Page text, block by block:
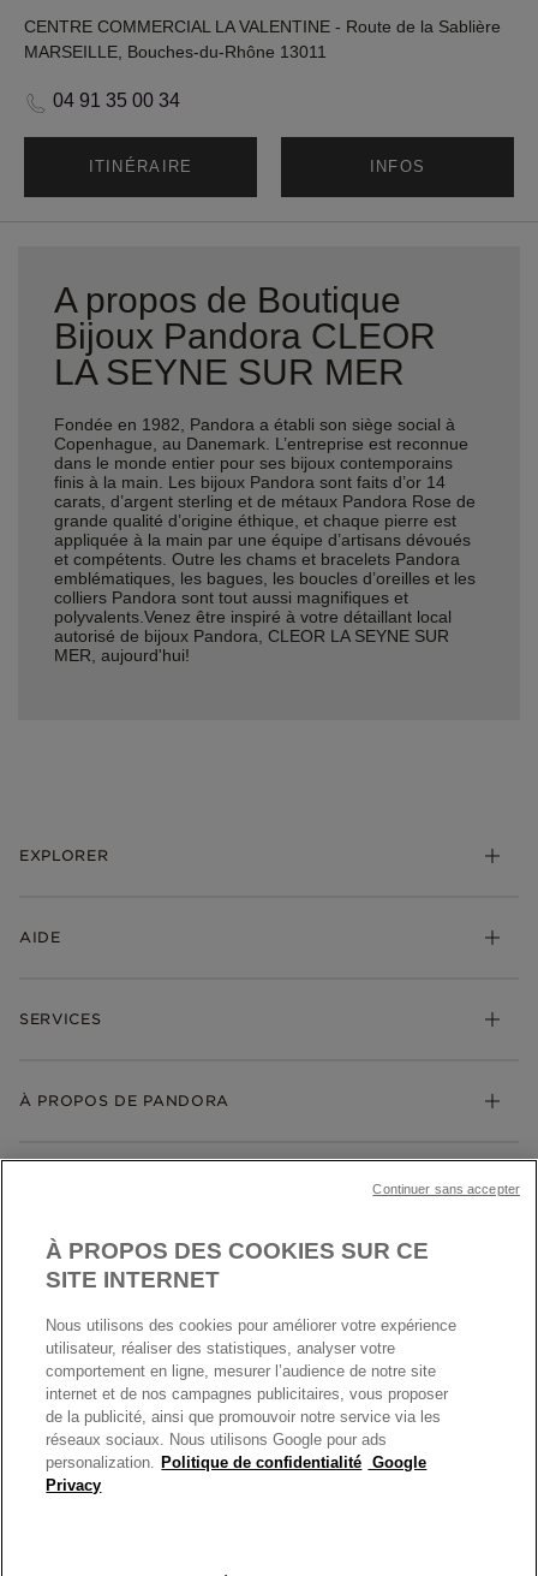
CENTRE COMMERCIAL LA VALENTINE - Route de la Sablière
MARSEILLE, Bouches-du-Rhône 13011
04 91 35 00 34
ITINÉRAIRE INFOS
A propos de Boutique
Bijoux Pandora CLEOR
LA SEYNE SUR MER
Fondée en 1982, Pandora a établi son siège social à
Copenhague, au Danemark. L’entreprise est reconnue
dans le monde entier pour ses bijoux contemporains
finis à la main. Les bijoux Pandora sont faits d’or 14
carats, d’argent sterling et de métaux Pandora Rose de
grande qualité d’origine éthique, et chaque pierre est
appliquée à la main par une équipe d’artisans dévoués
et compétents. Outre les chams et bracelets Pandora
emblématiques, les bagues, les boucles d’oreilles et les
colliers Pandora sont tout aussi magnifiques et
polyvalents.Venez être inspiré à votre détaillant local
autorisé de bijoux Pandora, CLEOR LA SEYNE SUR
MER, aujourd'hui!
EXPLORER
Bijoux
Trouver une boutique
AIDE
Suivre ma commande
Échanges et retours
Garantie
Nous contacter
*Conditions des offres en cours
SERVICES
Gravure
Nettoyage & Entretien
Conditions générales de My Pandora
À PROPOS DE PANDORA
Politique de confidentialité
Protection des données
Conditions générales de vente
Conditions générales de vente Click & Collect
Plateforme ODR
FRANCE France
© TOUS DROITS RESERVES. 2026 Pandora
À PROPOS DES COOKIES SUR CE
SITE INTERNET
Nous utilisons des cookies pour améliorer votre expérience
utilisateur, réaliser des statistiques, analyser votre
comportement en ligne, mesurer l’audience de notre site
internet et de nos campagnes publicitaires, vous proposer
de la publicité, ainsi que promouvoir notre service via les
réseaux sociaux. Nous utilisons Google pour ads
personalization. Politique de confidentialité Google
Privacy
Continuer sans accepter